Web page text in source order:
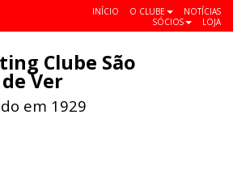
INÍCIO O CLUBE
NOTÍCIAS
SÓCIOS
LOJA
Clube São
Ver
em 1929